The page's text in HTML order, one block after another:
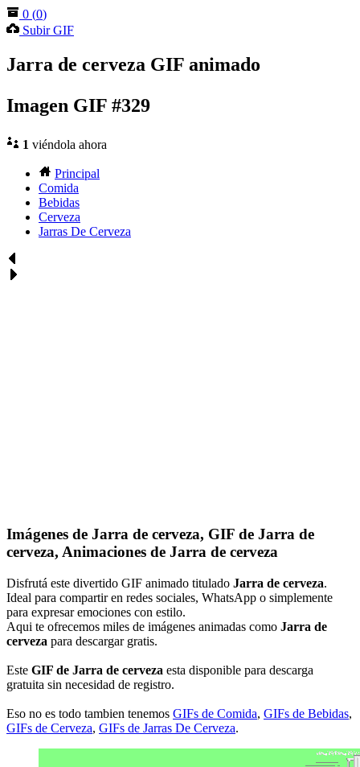
0 (0)
Subir GIF
Jarra de cerveza GIF animado
Imagen GIF #329
1 viéndola ahora
Principal
Comida
Bebidas
Cerveza
Jarras De Cerveza
Imágenes de Jarra de cerveza, GIF de Jarra de
cerveza, Animaciones de Jarra de cerveza
Disfrutá este divertido GIF animado titulado Jarra de cerveza.
Ideal para compartir en redes sociales, WhatsApp o simplemente
para expresar emociones con estilo.
Aqui te ofrecemos miles de imágenes animadas como Jarra de
cerveza para descargar gratis.
Este GIF de Jarra de cerveza esta disponible para descarga
gratuita sin necesidad de registro.
Eso no es todo tambien tenemos GIFs de Comida, GIFs de Bebidas,
GIFs de Cerveza, GIFs de Jarras De Cerveza.